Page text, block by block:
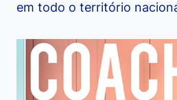
em todo o território